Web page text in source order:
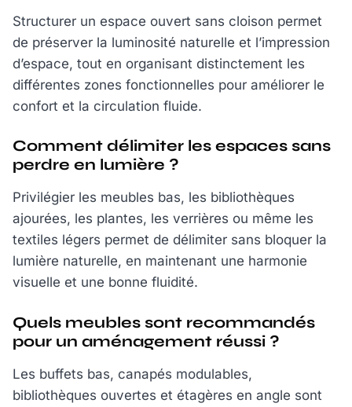
Structurer un espace ouvert sans cloison permet
de préserver la luminosité naturelle et l’impression
d’espace, tout en organisant distinctement les
différentes zones fonctionnelles pour améliorer le
confort et la circulation fluide.
Comment délimiter les espaces sans
perdre en lumière ?
Privilégier les meubles bas, les bibliothèques
ajourées, les plantes, les verrières ou même les
textiles légers permet de délimiter sans bloquer la
lumière naturelle, en maintenant une harmonie
visuelle et une bonne fluidité.
Quels meubles sont recommandés
pour un aménagement réussi ?
Les buffets bas, canapés modulables,
bibliothèques ouvertes et étagères en angle sont